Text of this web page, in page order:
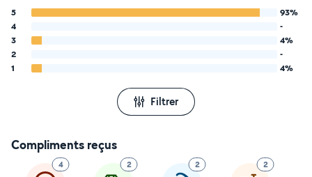
5
93%
4
-
3
4%
2
-
1
4%
Filtrer
Compliments reçus
4 2 2 2